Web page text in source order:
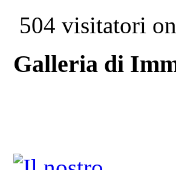
504 visitatori
Galleria di